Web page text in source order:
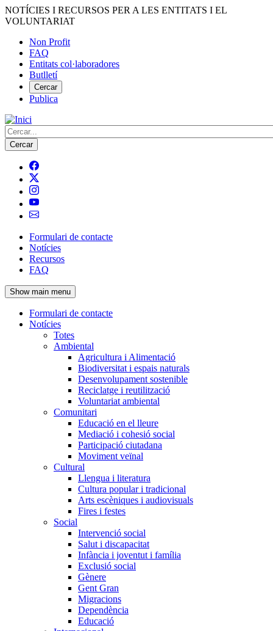
Vés
al
NOTÍCIES I RECURSOS PER A LES ENTITATS I EL
VOLUNTARIAT
Menú
del
compte
d'usuari
Non Profit
FAQ
Entitats col·laboradores
Butlletí
Cercar
Publica
Cerca
Navegació
principal
de
l'encapçalament
Formulari de contacte
Notícies
Recursos
FAQ
Show main menu
Navegació
principal
Formulari de contacte
Notícies
Totes
Ambiental
Agricultura i Alimentació
Biodiversitat i espais naturals
Desenvolupament sostenible
Reciclatge i reutilització
Voluntariat ambiental
Comunitari
Educació en el lleure
Mediació i cohesió social
Participació ciutadana
Moviment veïnal
Cultural
Llengua i literatura
Cultura popular i tradicional
Arts escèniques i audiovisuals
Fires i festes
Social
Intervenció social
Salut i discapacitat
Infància i joventut i família
Exclusió social
Gènere
Gent Gran
Migracions
Dependència
Educació